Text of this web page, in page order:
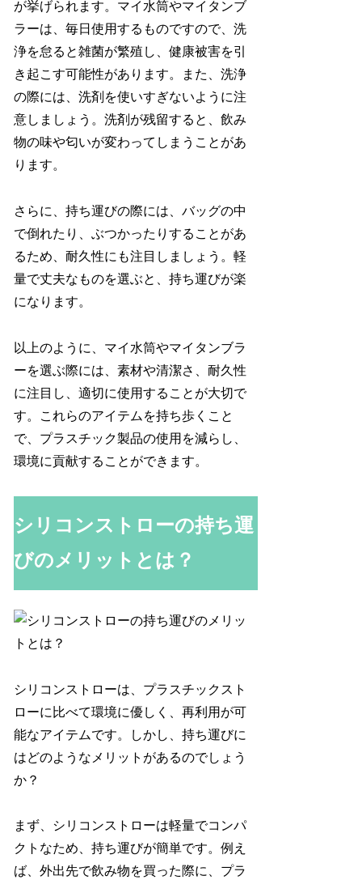
が挙げられます。マイ水筒やマイタンブ
ラーは、毎日使用するものですので、洗
浄を怠ると雑菌が繁殖し、健康被害を引
き起こす可能性があります。また、洗浄
の際には、洗剤を使いすぎないように注
意しましょう。洗剤が残留すると、飲み
物の味や匂いが変わってしまうことがあ
ります。
さらに、持ち運びの際には、バッグの中
で倒れたり、ぶつかったりすることがあ
るため、耐久性にも注目しましょう。軽
量で丈夫なものを選ぶと、持ち運びが楽
になります。
以上のように、マイ水筒やマイタンブラ
ーを選ぶ際には、素材や清潔さ、耐久性
に注目し、適切に使用することが大切で
す。これらのアイテムを持ち歩くこと
で、プラスチック製品の使用を減らし、
環境に貢献することができます。
シリコンストローの持ち運
びのメリットとは？
シリコンストローは、プラスチックスト
ローに比べて環境に優しく、再利用が可
能なアイテムです。しかし、持ち運びに
はどのようなメリットがあるのでしょう
か？
まず、シリコンストローは軽量でコンパ
クトなため、持ち運びが簡単です。例え
ば、外出先で飲み物を買った際に、プラ